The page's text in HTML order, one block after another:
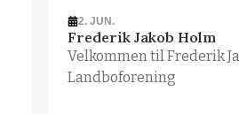
2. JUN.
Frederik Jakob Holm
Velkommen til Frederik
Landboforening